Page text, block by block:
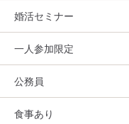
婚活セミナー
一人参加限定
公務員
食事あり